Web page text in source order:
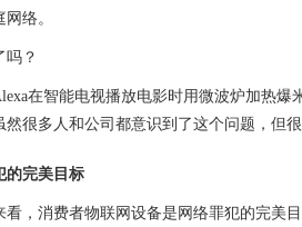
络。
吗？
在智能电视播放电影时用微波炉加热爆
很多人和公司都意识到了这个问题，但很
的完美目标
看，消费者物联网设备是网络罪犯的完美